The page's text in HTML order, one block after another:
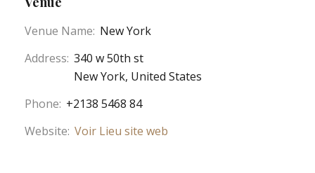
Venue Name: New York
Address: 340 w 50th st
New York, United States
Phone: +2138 5468 84
Website: Voir Lieu site web